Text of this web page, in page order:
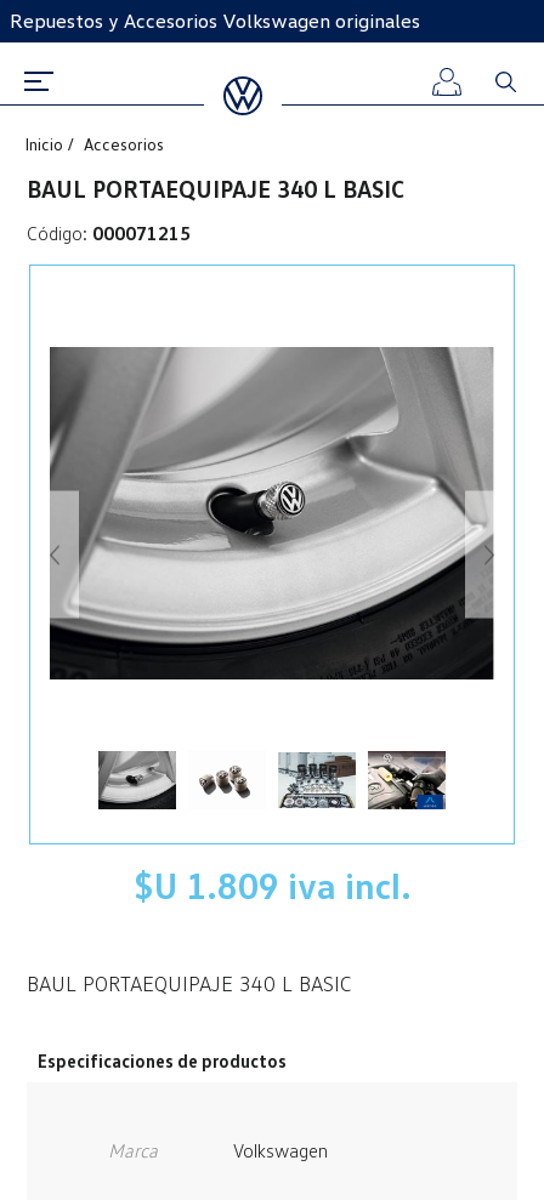
Repuestos y Accesorios Volkswagen originales
Inicio Accesorios
BAUL PORTAEQUIPAJE 340 L BASIC
Código: 000071215
$U 1.809 iva incl.
BAUL PORTAEQUIPAJE 340 L BASIC
Especificaciones de productos
Marca Volkswagen